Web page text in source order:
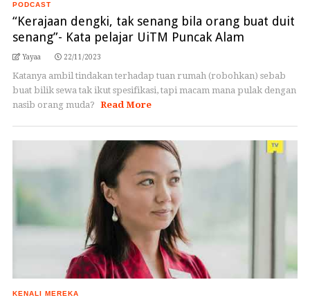
PODCAST
“Kerajaan dengki, tak senang bila orang buat duit
senang”- Kata pelajar UiTM Puncak Alam
Yayaa 22/11/2023
Katanya ambil tindakan terhadap tuan rumah (robohkan) sebab
buat bilik sewa tak ikut spesifikasi, tapi macam mana pulak dengan
nasib orang muda? Read More
KENALI MEREKA